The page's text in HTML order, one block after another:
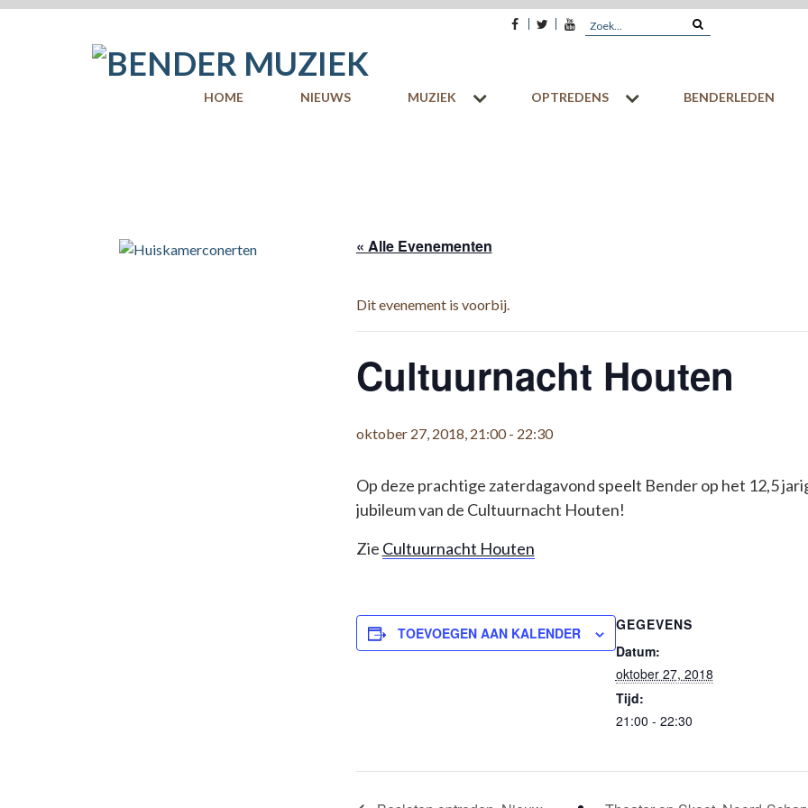
FacebookTwitterYoutube
Search
HOME NIEUWS MUZIEK OPTREDENS BENDERLEDEN
« Alle Evenementen
Dit evenement is voorbij.
Cultuurnacht Houten
oktober 27, 2018, 21:00- 22:30
Op deze prachtige zaterdagavond speelt Bender op het 12,5
jubileum van de Cultuurnacht Houten!
Zie Cultuurnacht Houten
TOEVOEGEN AAN KALENDER
GEGEVENS
Datum:
oktober 27, 2018
Tijd:
21:00 - 22:30